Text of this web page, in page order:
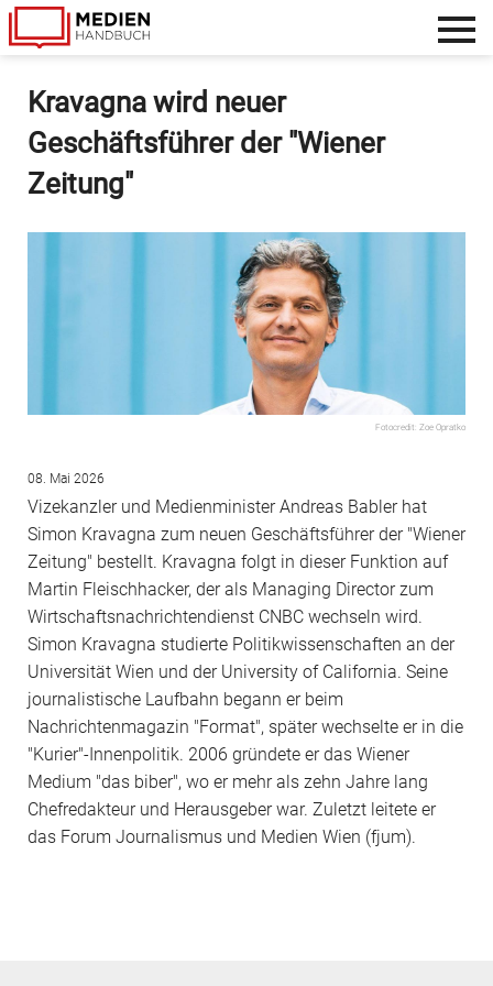
zum
Inhalt
Kravagna wird neuer
Geschäftsführer der "Wiener
Zeitung"
Fotocredit: Zoe Opratko
08. Mai 2026
Vizekanzler und Medienminister Andreas Babler hat
Simon Kravagna zum neuen Geschäftsführer der "Wiener
Zeitung" bestellt. Kravagna folgt in dieser Funktion auf
Martin Fleischhacker, der als Managing Director zum
Wirtschaftsnachrichtendienst CNBC wechseln wird.
Simon Kravagna studierte Politikwissenschaften an der
Universität Wien und der University of California. Seine
journalistische Laufbahn begann er beim
Nachrichtenmagazin "Format", später wechselte er in die
"Kurier"-Innenpolitik. 2006 gründete er das Wiener
Medium "das biber", wo er mehr als zehn Jahre lang
Chefredakteur und Herausgeber war. Zuletzt leitete er
das Forum Journalismus und Medien Wien (fjum).
Footer
menu